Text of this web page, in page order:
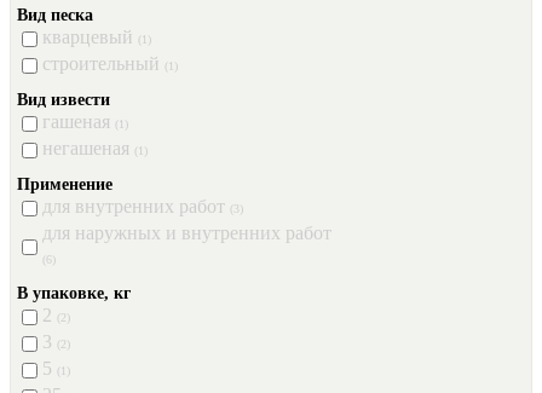
Вид песка
кварцевый (1)
строительный (1)
Вид извести
гашеная (1)
негашеная (1)
Применение
для внутренних работ (3)
для наружных и внутренних работ
(6)
В упаковке, кг
2 (2)
3 (2)
5 (1)